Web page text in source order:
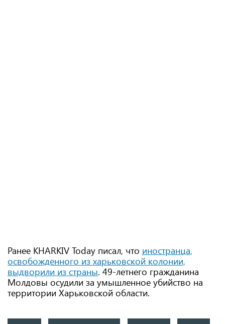
Ранее KHARKIV Today писал, что иностранца,
освобожденного из харьковской колонии,
выдворили из страны. 49-летнего гражданина
Молдовы осудили за умышленное убийство на
территории Харьковской области.